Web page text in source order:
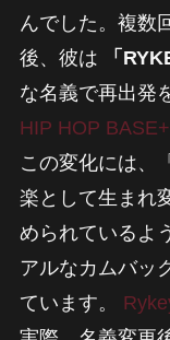
んでした。複数
後、彼は
「
な名義で再出発
HIP HOP
この変化には、
楽として生まれ
められているよ
アルなカムバッ
ています。